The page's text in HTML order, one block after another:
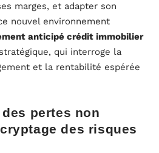
marges, et adapter son
nouvel environnement
anticipé crédit immobilier
qui interroge la
et la rentabilité espérée
pertes non
des risques